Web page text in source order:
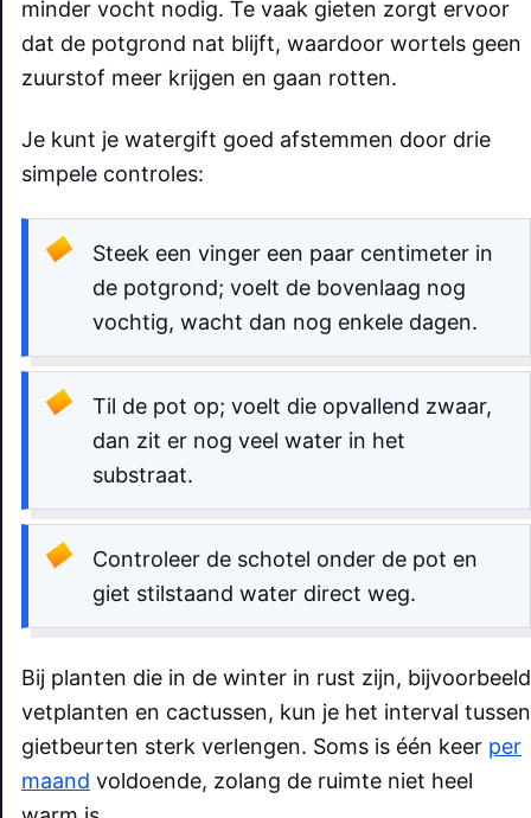
minder vocht nodig. Te vaak gieten zorgt ervoor
dat de potgrond nat blijft, waardoor wortels geen
zuurstof meer krijgen en gaan rotten.
Je kunt je watergift goed afstemmen door drie
simpele controles:
Steek een vinger een paar centimeter in
de potgrond; voelt de bovenlaag nog
vochtig, wacht dan nog enkele dagen.
Til de pot op; voelt die opvallend zwaar,
dan zit er nog veel water in het
substraat.
Controleer de schotel onder de pot en
giet stilstaand water direct weg.
Bij planten die in de winter in rust zijn, bijvoorbeeld
vetplanten en cactussen, kun je het interval tussen
gietbeurten sterk verlengen. Soms is één keer per
maand voldoende, zolang de ruimte niet heel